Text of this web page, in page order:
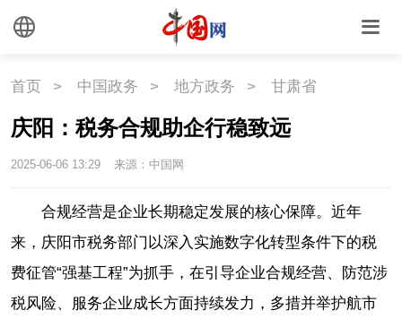
首页 > 中国政务 > 地方政务 > 甘肃省
庆阳：税务合规助企行稳致远
2025-06-06 13:29 来源：中国网
合规经营是企业长期稳定发展的核心保障。近年
来，庆阳市税务部门以深入实施数字化转型条件下的税
费征管“强基工程”为抓手，在引导企业合规经营、防范涉
税风险、服务企业成长方面持续发力，多措并举护航市